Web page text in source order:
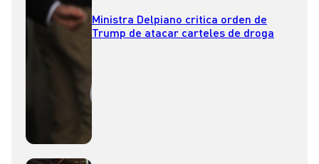
Ministra Delpiano critica orden de
Trump de atacar carteles de droga